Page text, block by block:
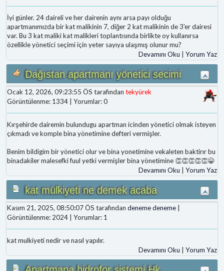
İyi günler. 24 daireli ve her dairenin aynı arsa payı olduğu
apartmanımızda bir kat malikinin 7, diğer 2 kat malikinin de 3'er dairesi
var. Bu 3 kat maliki kat malikleri toplantısında birlikte oy kullanırsa
özellikle yönetici seçimi için yeter sayıya ulaşmış olunur mu?
Devamını Oku
Yorum Yaz
Dağıstan apartmanı yönetici secimi
Ocak 12, 2026, 09:23:55 ÖS tarafından tekyürek
Görüntülenme: 1334 | Yorumlar: 0
Kırşehirde dairemin bulundugu apartman icinden yönetici olmak isteyen
çıkmadı ve komple bina yönetimine defteri vermişler.
Benim bildigim bir yönetici olur ve bina yonetimine vekaleten baktirır bu
binadakiler malesefki fuul yetki vermişler bina yönetimine 👏👏👏👏👏😁
Devamını Oku
Yorum Yaz
kat mülkiyeti ne demek acaba
Kasım 21, 2025, 08:50:07 ÖS tarafından deneme deneme |
Görüntülenme: 2024 | Yorumlar: 1
kat mulkiyeti nedir ve nasıl yapılır.
Devamını Oku | Yorum Yaz